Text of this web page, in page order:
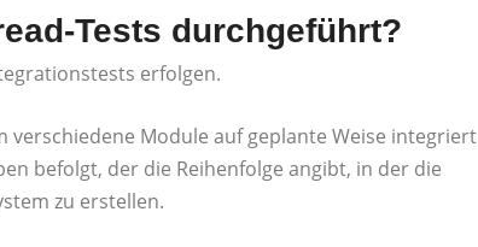
Tests durchgeführt?
erfolgen.
Module auf geplante Weise integriert
befolgt, der die Reihenfolge angibt, in der die
zu erstellen.